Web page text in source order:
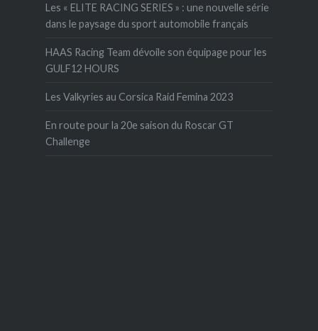
Les « ELITE RACING SERIES » : une nouvelle série
dans le paysage du sport automobile français
HAAS Racing Team dévoile son équipage pour les
GULF12 HOURS
Les Valkyries au Corsica Raid Femina 2023
En route pour la 20e saison du Roscar GT
Challenge